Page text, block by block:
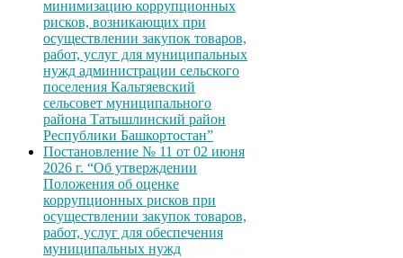
минимизацию коррупционных
рисков, возникающих при
осуществлении закупок товаров,
работ, услуг для муниципальных
нужд администрации сельского
поселения Кальтяевский
сельсовет муниципального
района Татышлинский район
Республики Башкортостан”
Постановление № 11 от 02 июня
2026 г. “Об утверждении
Положения об оценке
коррупционных рисков при
осуществлении закупок товаров,
работ, услуг для обеспечения
муниципальных нужд